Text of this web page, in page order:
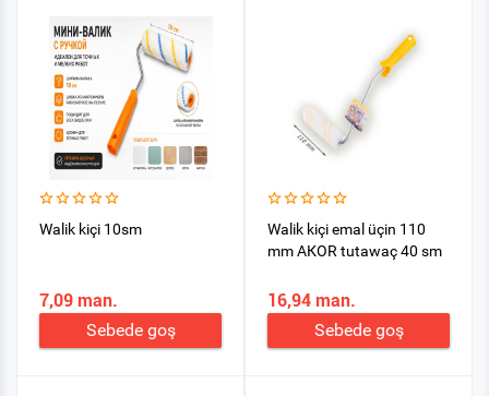
Walik kiçi 10sm
7,09 man.
Sebede goş
Walik kiçi emal üçin 110
mm АКОR tutawaç 40 sm
16,94 man.
Sebede goş